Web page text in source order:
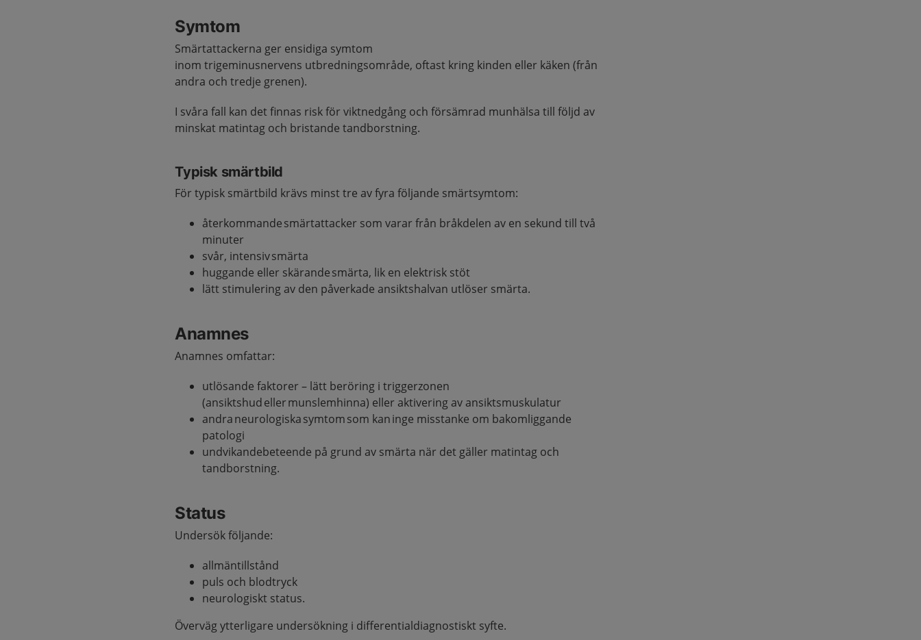
Symtom
Smärtattackerna ger ensidiga symtom
inom trigeminusnervens utbredningsområde, oftast kring kinden eller käken (från
andra och tredje grenen).
I svåra fall kan det finnas risk för viktnedgång och försämrad munhälsa till följd av
minskat matintag och bristande tandborstning.
Typisk smärtbild
För typisk smärtbild krävs minst tre av fyra följande smärtsymtom:
återkommande smärtattacker som varar från bråkdelen av en sekund till två
minuter
svår, intensiv smärta
huggande eller skärande smärta, lik en elektrisk stöt
lätt stimulering av den påverkade ansiktshalvan utlöser smärta.
Anamnes
Anamnes omfattar:
utlösande faktorer – lätt beröring i triggerzonen
(ansiktshud eller munslemhinna) eller aktivering av ansiktsmuskulatur
andra neurologiska symtom som kan inge misstanke om bakomliggande
patologi
undvikandebeteende på grund av smärta när det gäller matintag och
tandborstning.
Status
Undersök följande:
allmäntillstånd
puls och blodtryck
neurologiskt status.
Överväg ytterligare undersökning i differentialdiagnostiskt syfte.